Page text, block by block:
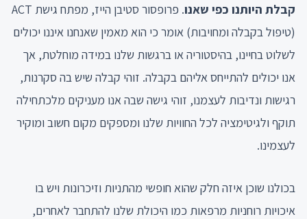
קבלת היותנו כפי שאנו
. פרופסור סטיבן הייז, מפתח גישת ACT
(טיפול בקבלה ומחויבות) אומר כי הוא מאמין שאנחנו איננו יכולים
לשלוט בחיינו, בהיסטוריה או ברגשות שלנו במידה מוחלטת, אך
אנו יכולים להתייחס אליהם בקבלה. זוהי קבלה שיש בה סקרנות,
רגישות ונדיבות לעצמנו, זוהי גישה שבה אנו מעניקים מלכתחילה
תוקף ולגיטימציה לכל החוויות שלנו ומספקים מקום חשוב ומוקיר
לעצמינו.
בכולנו שוכן איזה חלק שהוא חופשי מהתניות וזיכרונות ויש בו
איכויות רוחניות מרפאות כמו היכולת שלנו להתחבר לאחרים,